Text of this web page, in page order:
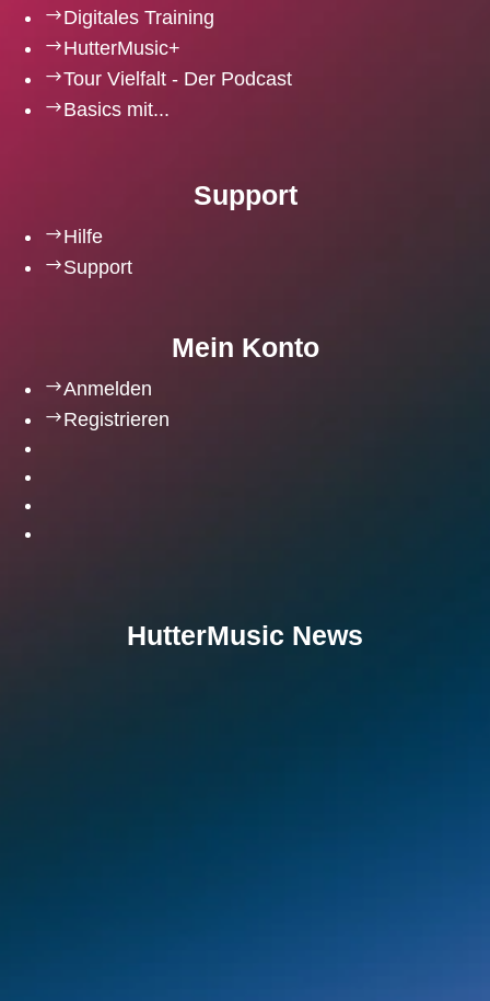
$Digitales Training
$HutterMusic+
$Tour Vielfalt - Der Podcast
$Basics mit...
Support
$Hilfe
$Support
Mein Konto
$Anmelden
$Registrieren
HutterMusic News